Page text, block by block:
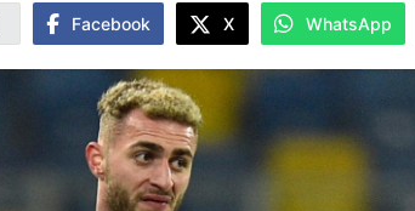
Facebook X WhatsApp